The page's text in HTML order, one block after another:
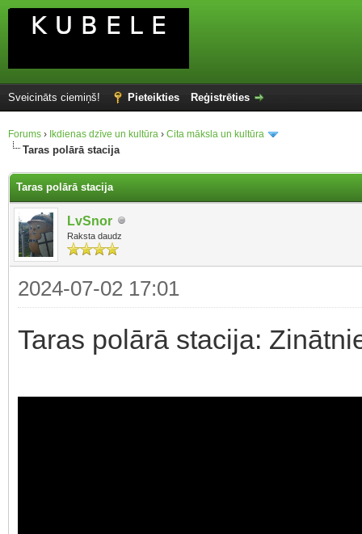
Sveicināts ciemiņš! Pieteikties Reģistrēties
Forums › Ikdienas dzīve un kultūra › Cita māksla un kultūra
Taras polārā stacija
Taras polārā stacija
LvSnor
Raksta daudz
2024-07-02 17:01
Taras polārā stacija: